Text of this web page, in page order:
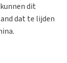
dit
dat te lijden